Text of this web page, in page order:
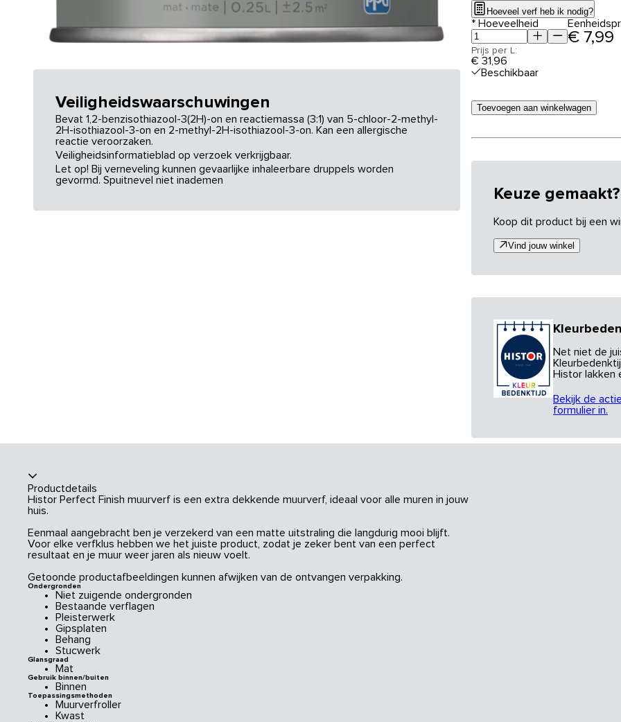
Veiligheidswaarschuwingen
Bevat 1,2-benzisothiazool-3(2H)-on en reactiemassa (3:1) van 5-chloor-2-methyl-
2H-isothiazool-3-on en 2-methyl-2H-isothiazool-3-on. Kan een allergische
reactie veroorzaken.
Veiligheidsinformatieblad op verzoek verkrijgbaar.
Let op! Bij verneveling kunnen gevaarlijke inhaleerbare druppels worden
gevormd. Spuitnevel niet inademen
Hoeveel verf heb ik nodig?
* Hoeveelheid
€ 7,99
Prijs per L:
€ 31,96
Beschikbaar
Toevoegen aan winkelwagen
Keuze gemaakt?
Koop dit product bij een
Vind jouw winkel
Net niet de
Histor lakken
Bekijk de
formulier in.
Productdetails
Histor Perfect Finish muurverf is een extra dekkende muurverf, ideaal voor alle muren in jouw
huis.
Eenmaal aangebracht ben je verzekerd van een matte uitstraling die langdurig mooi blijft.
Voor elke verfklus hebben we het juiste product, zodat je zeker bent van een perfect
resultaat en je muur weer jaren als nieuw voelt.
Getoonde productafbeeldingen kunnen afwijken van de ontvangen verpakking.
Ondergronden
Niet zuigende ondergronden
Bestaande verflagen
Pleisterwerk
Gipsplaten
Behang
Stucwerk
Glansgraad
Mat
Gebruik binnen/buiten
Binnen
Toepassingsmethoden
Muurverfroller
Kwast